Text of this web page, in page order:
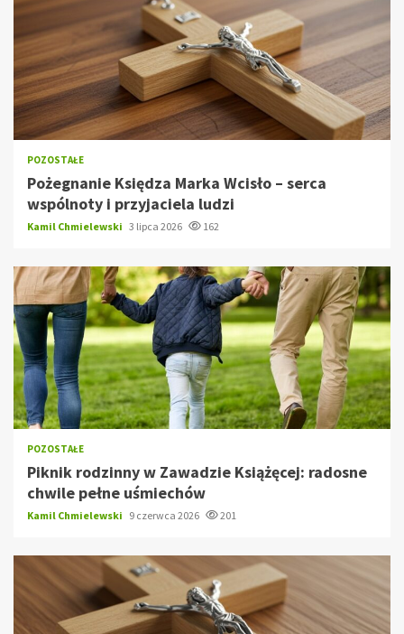
POZOSTAŁE
Pożegnanie Księdza Marka Wcisło – serca
wspólnoty i przyjaciela ludzi
Kamil Chmielewski 3 lipca 2026 162
POZOSTAŁE
Piknik rodzinny w Zawadzie Książęcej: radosne
chwile pełne uśmiechów
Kamil Chmielewski 9 czerwca 2026 201